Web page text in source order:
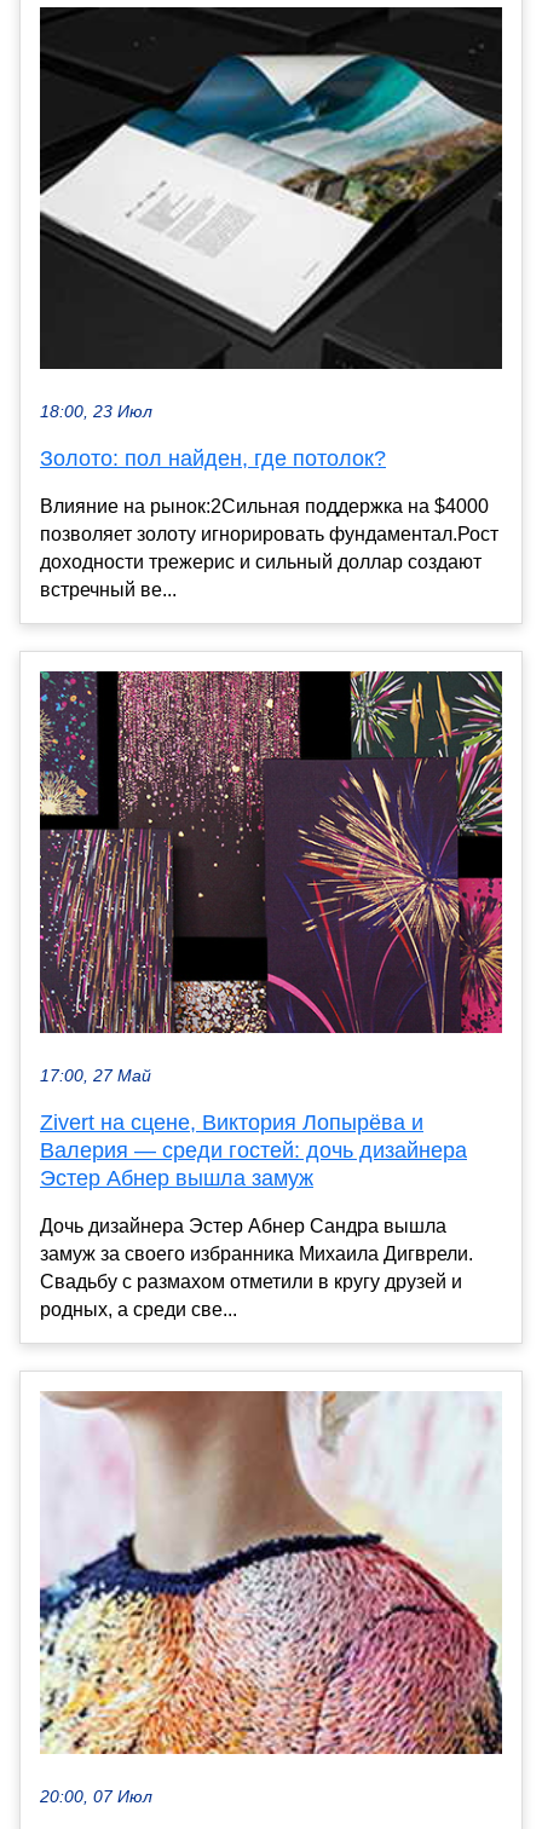
18:00, 23 Июл
Золото: пол найден, где потолок?
Влияние на рынок:2Сильная поддержка на $4000
позволяет золоту игнорировать фундаментал.Рост
доходности трежерис и сильный доллар создают
встречный ве...
17:00, 27 Май
Zivert на сцене, Виктория Лопырёва и
Валерия — среди гостей: дочь дизайнера
Эстер Абнер вышла замуж
Дочь дизайнера Эстер Абнер Сандра вышла
замуж за своего избранника Михаила Дигврели.
Свадьбу с размахом отметили в кругу друзей и
родных, а среди све...
20:00, 07 Июл